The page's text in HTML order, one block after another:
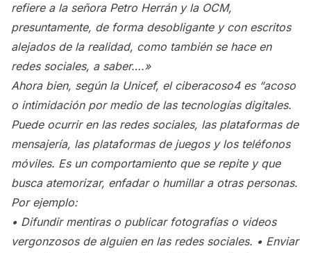
refiere a la señora Petro Herrán y la OCM,
presuntamente, de forma desobligante y con escritos
alejados de la realidad, como también se hace en
redes sociales, a saber….»
Ahora bien, según la Unicef, el ciberacoso4 es “acoso
o intimidación por medio de las tecnologías digitales.
Puede ocurrir en las redes sociales, las plataformas de
mensajería, las plataformas de juegos y los teléfonos
móviles. Es un comportamiento que se repite y que
busca atemorizar, enfadar o humillar a otras personas.
Por ejemplo:
• Difundir mentiras o publicar fotografías o videos
vergonzosos de alguien en las redes sociales. • Enviar